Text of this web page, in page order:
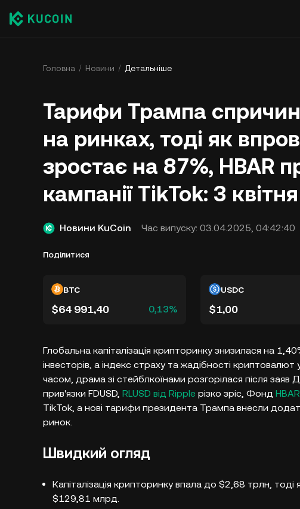
Головна Новини Детальніше
Тарифи Трампа
на ринках, тоді як
зростає на 87%, HBAR
кампанії TikTok: 3 квітня
Новини KuCoin Час випуску: 03.04.2025, 04:42:40
Поділитися
BTC
$64 991,40 0,13%
USDC
$1,00
Глобальна капіталізація крипторинку знизилася на
інвесторів, а індекс страху та жадібності
часом, драма зі стейблкоїнами розгорілася після заяв
прив'язки FDUSD, RLUSD від Ripple різко зріс, Фонд HBAR
TikTok, а нові тарифи президента Трампа внесли
ринок.​
Швидкий огляд
Капіталізація крипторинку впала до $2,68 трлн,
$129,81 млрд.